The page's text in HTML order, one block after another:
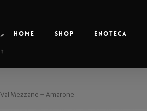
Home Shop Enoteca
Val Mezzane – Amarone